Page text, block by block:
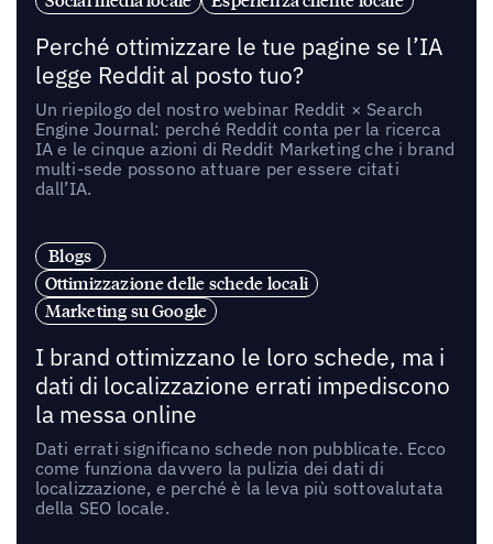
Perché ottimizzare le tue pagine se l’IA
legge Reddit al posto tuo?
Un riepilogo del nostro webinar Reddit × Search
Engine Journal: perché Reddit conta per la ricerca
IA e le cinque azioni di Reddit Marketing che i brand
multi-sede possono attuare per essere citati
dall’IA.
Blogs
Ottimizzazione delle schede locali
Marketing su Google
I brand ottimizzano le loro schede, ma i
dati di localizzazione errati impediscono
la messa online
Dati errati significano schede non pubblicate. Ecco
come funziona davvero la pulizia dei dati di
localizzazione, e perché è la leva più sottovalutata
della SEO locale.